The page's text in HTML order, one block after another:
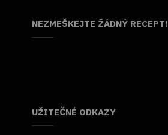
NEZMEŠKEJTE ŽÁDNÝ RECEPT!
UŽITEČNÉ ODKAZY